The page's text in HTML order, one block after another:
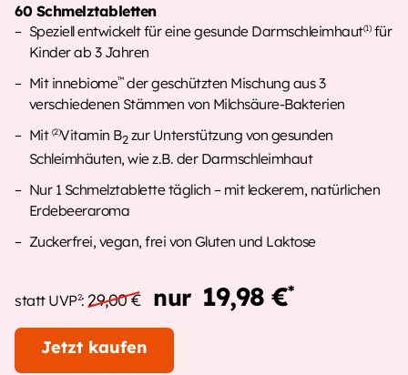
60 Schmelztabletten
Speziell entwickelt für eine gesunde Darmschleimhaut(1)für
Kinder ab 3 Jahren
Mit innebiome™der geschützten Mischung aus 3
verschiedenen Stämmen von Milchsäure-Bakterien
Mit (2)Vitamin B2zur Unterstützung von gesunden
Schleimhäuten, wie z.B. der Darmschleimhaut
Nur 1 Schmelztablette täglich – mit leckerem, natürlichen
Erdebeeraroma
Zuckerfrei, vegan, frei von Gluten und Laktose
statt UVP2: 29,00 € nur 19,98 €*
Jetzt kaufen